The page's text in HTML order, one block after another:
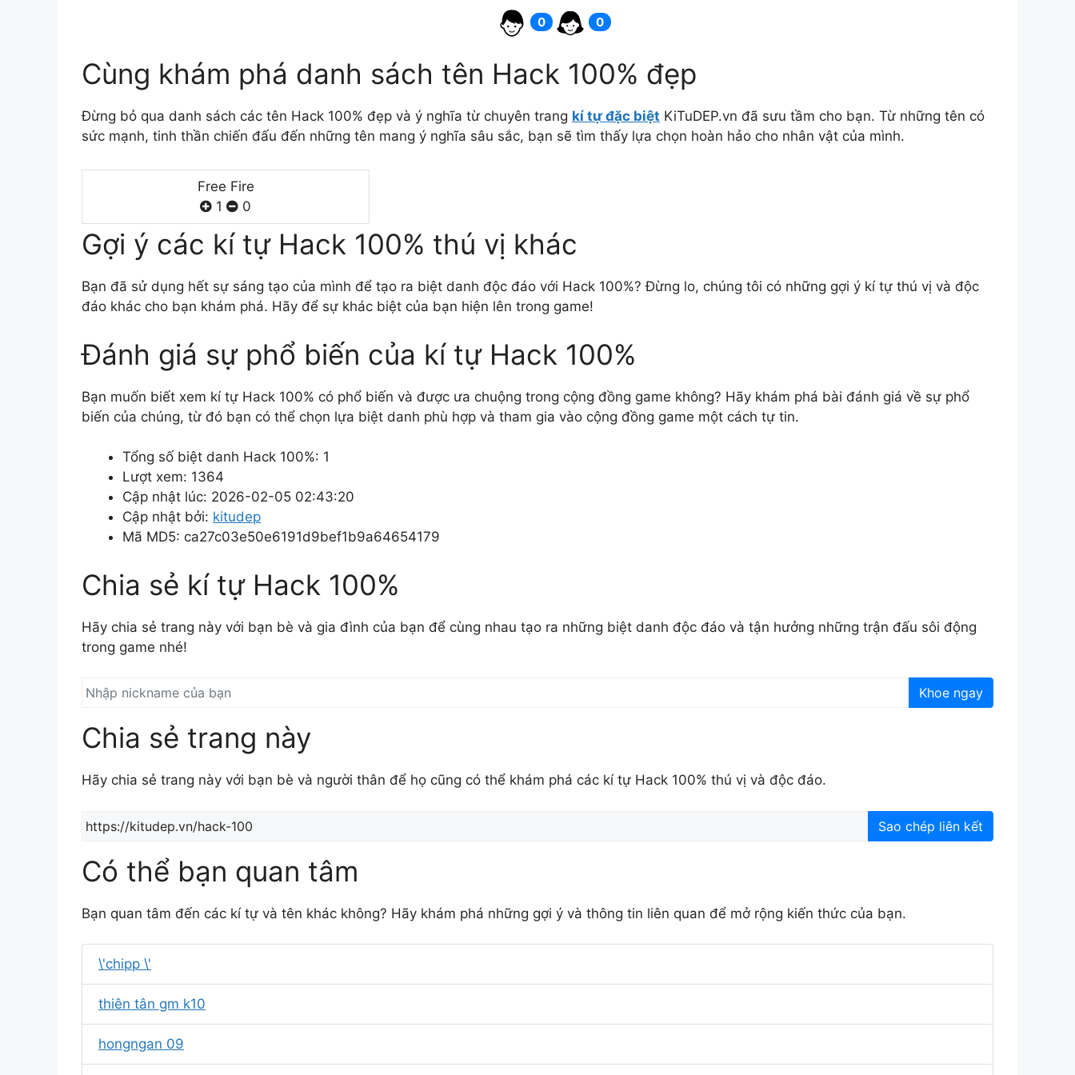
0 0
Cùng khám phá danh sách tên Hack 100% đẹp
Đừng bỏ qua danh sách các tên Hack 100% đẹp và ý nghĩa từ chuyên trang kí tự đặc biệt KiTuDEP.vn đã sưu tầm cho bạn. Từ những tên có
sức mạnh, tinh thần chiến đấu đến những tên mang ý nghĩa sâu sắc, bạn sẽ tìm thấy lựa chọn hoàn hảo cho nhân vật của mình.
Free Fire
1
0
Gợi ý các kí tự Hack 100% thú vị khác
Bạn đã sử dụng hết sự sáng tạo của mình để tạo ra biệt danh độc đáo với Hack 100%? Đừng lo, chúng tôi có những gợi ý kí tự thú vị và độc
đáo khác cho bạn khám phá. Hãy để sự khác biệt của bạn hiện lên trong game!
Đánh giá sự phổ biến của kí tự Hack 100%
Bạn muốn biết xem kí tự Hack 100% có phổ biến và được ưa chuộng trong cộng đồng game không? Hãy khám phá bài đánh giá về sự phổ
biến của chúng, từ đó bạn có thể chọn lựa biệt danh phù hợp và tham gia vào cộng đồng game một cách tự tin.
Tổng số biệt danh Hack 100%: 1
Lượt xem: 1364
Cập nhật lúc: 2026-02-05 02:43:20
Cập nhật bởi: kitudep
Mã MD5: ca27c03e50e6191d9bef1b9a64654179
Chia sẻ kí tự Hack 100%
Hãy chia sẻ trang này với bạn bè và gia đình của bạn để cùng nhau tạo ra những biệt danh độc đáo và tận hưởng những trận đấu sôi động
trong game nhé!
Khoe ngay
Chia sẻ trang này
Hãy chia sẻ trang này với bạn bè và người thân để họ cũng có thể khám phá các kí tự Hack 100% thú vị và độc đáo.
Sao chép liên kết
Có thể bạn quan tâm
Bạn quan tâm đến các kí tự và tên khác không? Hãy khám phá những gợi ý và thông tin liên quan để mở rộng kiến thức của bạn.
\'chipp \'
thiên tân gm k10
hongngan 09